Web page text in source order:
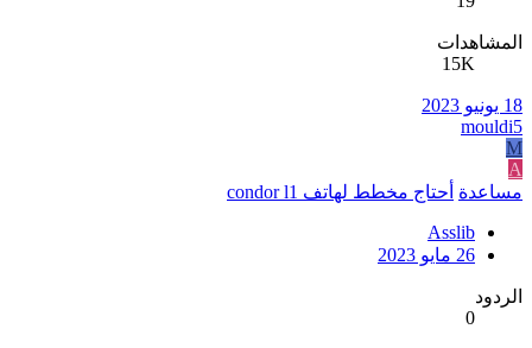
المشاهدات
15K
18 يونيو 2023
mouldi5
M
A
مساعدة أحتاج مخطط لهاتف condor l1
Asslib
26 مايو 2023
الردود
0